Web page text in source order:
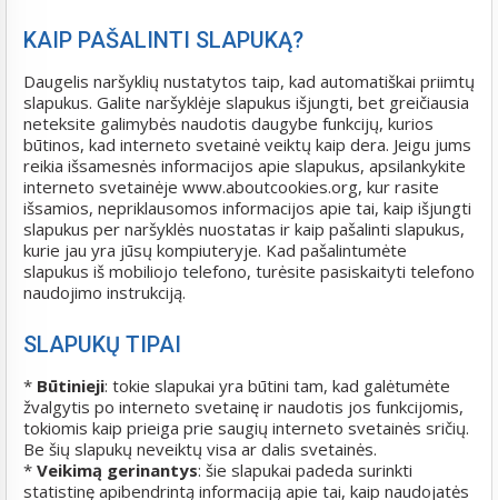
KAIP PAŠALINTI SLAPUKĄ?
Daugelis naršyklių nustatytos taip, kad automatiškai priimtų
slapukus. Galite naršyklėje slapukus išjungti, bet greičiausia
neteksite galimybės naudotis daugybe funkcijų, kurios
būtinos, kad interneto svetainė veiktų kaip dera. Jeigu jums
reikia išsamesnės informacijos apie slapukus, apsilankykite
interneto svetainėje www.aboutcookies.org, kur rasite
išsamios, nepriklausomos informacijos apie tai, kaip išjungti
slapukus per naršyklės nuostatas ir kaip pašalinti slapukus,
kurie jau yra jūsų kompiuteryje. Kad pašalintumėte
slapukus iš mobiliojo telefono, turėsite pasiskaityti telefono
naudojimo instrukciją.
SLAPUKŲ TIPAI
* Būtinieji: tokie slapukai yra būtini tam, kad galėtumėte
žvalgytis po interneto svetainę ir naudotis jos funkcijomis,
tokiomis kaip prieiga prie saugių interneto svetainės sričių.
Be šių slapukų neveiktų visa ar dalis svetainės.
* Veikimą gerinantys: šie slapukai padeda surinkti
statistinę apibendrintą informaciją apie tai, kaip naudojatės